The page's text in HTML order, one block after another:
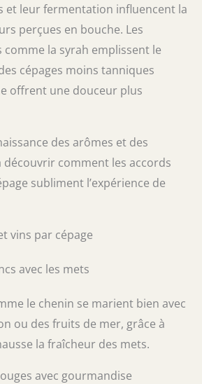
et leur fermentation influencent la
perçues en bouche. Les
comme la syrah emplissent le
cépages moins tanniques
offrent une douceur plus
des arômes et des
comment les accords
subliment l’expérience de
vins par cépage
avec les mets
le chenin se marient bien avec
ou des fruits de mer, grâce à
la fraîcheur des mets.
avec gourmandise